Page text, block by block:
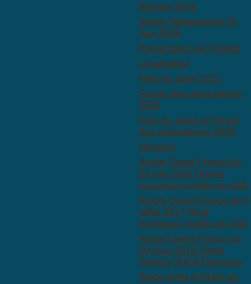
Reprise 2026
Article Télégramme 20
Juin 2025
Présentation de l'Aïkido
Localisation
Fête du sport 2022
Forum des associations
2022
Fête du sport et Forum
des associations 2020
Horaires
Article Ouest France du
20 juin 2018 Quatre
nouveaux gradés au club
Article Ouest France du 4
juillet 2017 Neuf
nouveaux gradés au club
Article Ouest France du
20 Aout 2016 Stage
Toshiro SUGA Ploemeur
Stage d'été d'Aïkido du